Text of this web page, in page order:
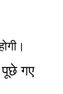
गए